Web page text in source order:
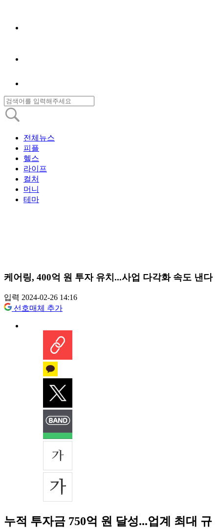
전체뉴스
피플
헬스
라이프
컬처
머니
테마
케어링, 400억 원 투자 유치...사업 다각화 속도 낸다
입력 2024-02-26 14:16
선호매체 추가
누적 투자금 750억 원 달성...업계 최대 규